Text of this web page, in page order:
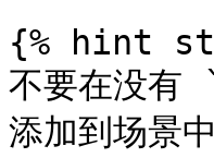
{% hint
不要在没
添加到场